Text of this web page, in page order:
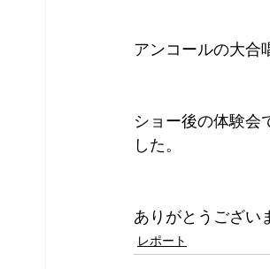
アンコールの大合
ショー後の体験会
した。
ありがとうござい
レポート